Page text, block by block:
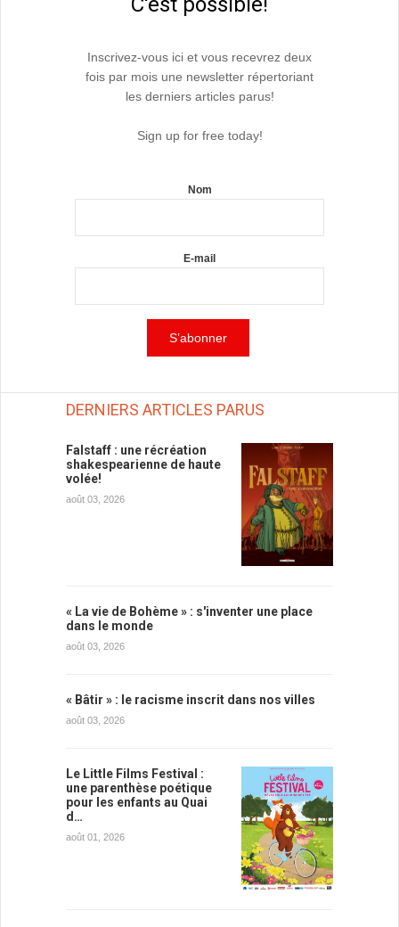
Inscrivez-vous ici et vous recevrez deux
fois par mois une newsletter répertoriant
les derniers articles parus!
Sign up for free today!
Nom
E-mail
DERNIERS ARTICLES PARUS
Falstaff : une récréation
shakespearienne de haute
volée!
août 03, 2026
« La vie de Bohème » : s'inventer une place
dans le monde
août 03, 2026
« Bâtir » : le racisme inscrit dans nos villes
août 03, 2026
Le Little Films Festival :
une parenthèse poétique
pour les enfants au Quai
d…
août 01, 2026